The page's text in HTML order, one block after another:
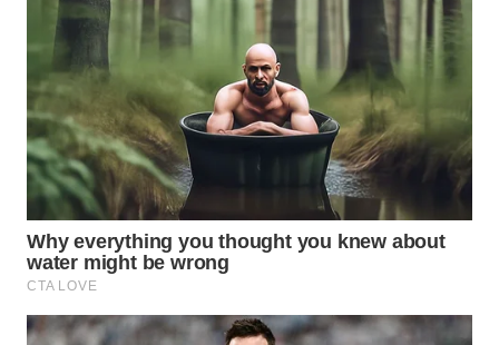
MAJALENGKA
WN
SUBANG
WN
SUKABUMI
WN